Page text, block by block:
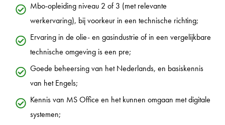
Mbo-opleiding niveau 2 of 3 (met relevante
werkervaring), bij voorkeur in een technische richting;
Ervaring in de olie- en gasindustrie of in een vergelijkbare
technische omgeving is een pre;
Goede beheersing van het Nederlands, en basiskennis
van het Engels;
Kennis van MS Office en het kunnen omgaan met digitale
systemen;